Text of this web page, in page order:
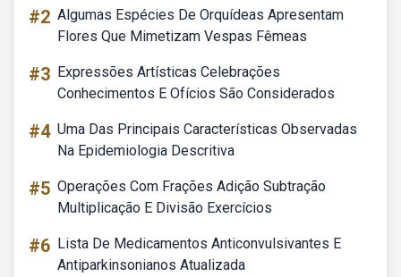
#2 Algumas Espécies De Orquídeas Apresentam
Flores Que Mimetizam Vespas Fêmeas
#3 Expressões Artísticas Celebrações
Conhecimentos E Ofícios São Considerados
#4 Uma Das Principais Características Observadas
Na Epidemiologia Descritiva
#5 Operações Com Frações Adição Subtração
Multiplicação E Divisão Exercícios
#6 Lista De Medicamentos Anticonvulsivantes E
Antiparkinsonianos Atualizada